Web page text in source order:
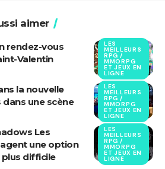
aimer
LES
MEILLEURS
RPG /
MMORPG
ET JEUX EN
LIGNE
rendez-vous
Valentin
LES
MEILLEURS
RPG /
MMORPG
ET JEUX EN
LIGNE
la nouvelle
une scène
LES
MEILLEURS
RPG /
MMORPG
ET JEUX EN
LIGNE
Les
une option
difficile